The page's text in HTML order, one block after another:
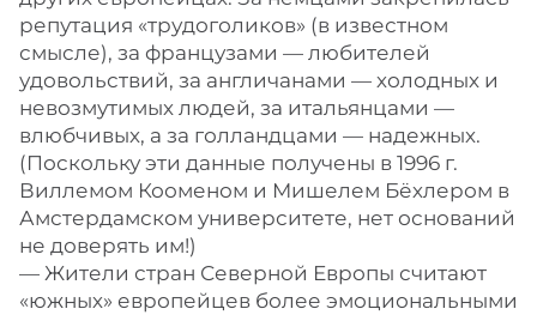
репутация «трудоголиков» (в известном
смысле), за французами — любителей
удовольствий, за англичанами — холодных и
невозмутимых людей, за итальянцами —
влюбчивых, а за голландцами — надежных.
(Поскольку эти данные получены в 1996 г.
Виллемом Кооменом и Мишелем Бёхлером в
Амстердамском университете, нет оснований
не доверять им!)
— Жители стран Северной Европы считают
«южных» европейцев более эмоциональными